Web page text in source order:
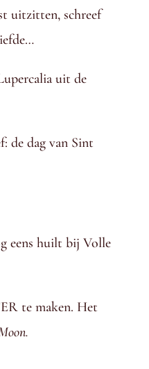
uitzitten, schreef
uit de
de dag van Sint
eens huilt bij Volle
te maken. Het